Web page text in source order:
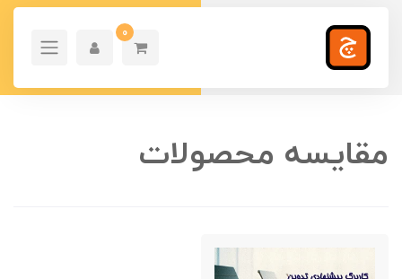
0
مقایسه محصولات